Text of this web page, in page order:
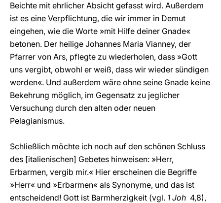
Beichte mit ehrlicher Absicht gefasst wird. Außerdem
ist es eine Verpflichtung, die wir immer in Demut
eingehen, wie die Worte »mit Hilfe deiner Gnade«
betonen. Der heilige Johannes Maria Vianney, der
Pfarrer von Ars, pflegte zu wiederholen, dass »Gott
uns vergibt, obwohl er weiß, dass wir wieder sündigen
werden«. Und außerdem wäre ohne seine Gnade keine
Bekehrung möglich, im Gegensatz zu jeglicher
Versuchung durch den alten oder neuen
Pelagianismus.
Schließlich möchte ich noch auf den schönen Schluss
des [italienischen] Gebetes hinweisen: »Herr,
Erbarmen, vergib mir.« Hier erscheinen die Begriffe
»Herr« und »Erbarmen« als Synonyme, und das ist
entscheidend! Gott ist Barmherzigkeit (vgl. 1 Joh 4,8),